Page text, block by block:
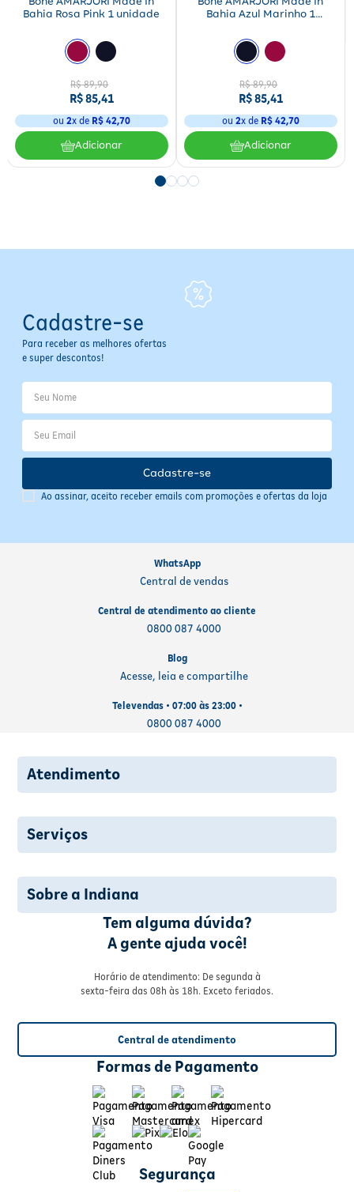
Bahia Rosa Pink 1 unidade
R$ 89,90
R$85,41
ou 2x de R$ 42,70
Adicionar
Bahia Azul Marinho 1
R$ 89,90
R$85,41
ou 2x de R$ 42,70
Adicionar
Cadastre-se
Para receber as melhores ofertas
e super descontos!
Ao assinar, aceito receber emails com promoções e ofertas da loja
Cadastre-se
WhatsApp
Central de vendas
Central de atendimento ao cliente
0800 087 4000
Blog
Acesse, leia e compartilhe
Televendas • 07:00 às 23:00 •
0800 087 4000
Atendimento
Serviços
Sobre a Indiana
Tem alguma dúvida?
A gente ajuda você!
Horário de atendimento: De segunda à
sexta-feira das 08h às 18h. Exceto feriados.
Central de atendimento
Formas de Pagamento
Segurança